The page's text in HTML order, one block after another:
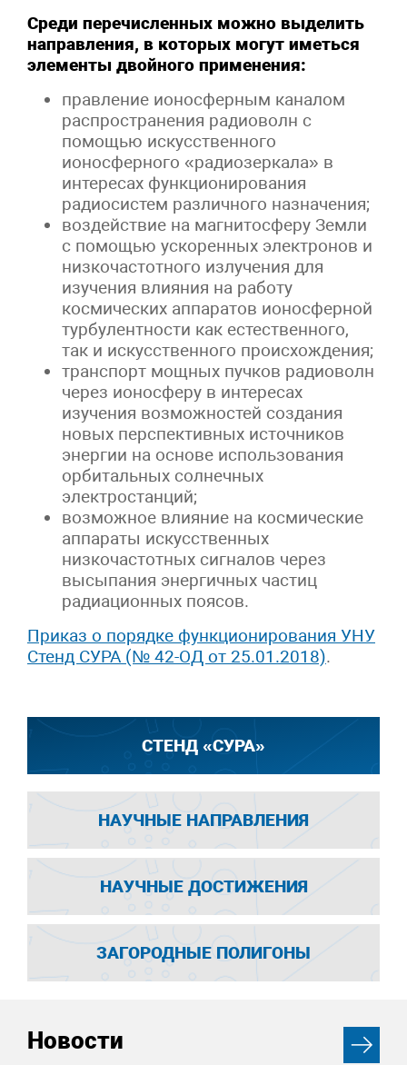
Среди перечисленных можно выделить
направления, в которых могут иметься
элементы двойного применения:
правление ионосферным каналом
распространения радиоволн с
помощью искусственного
ионосферного «радиозеркала» в
интересах функционирования
радиосистем различного назначения;
воздействие на магнитосферу Земли
с помощью ускоренных электронов и
низкочастотного излучения для
изучения влияния на работу
космических аппаратов ионосферной
турбулентности как естественного,
так и искусственного происхождения;
транспорт мощных пучков радиоволн
через ионосферу в интересах
изучения возможностей создания
новых перспективных источников
энергии на основе использования
орбитальных солнечных
электростанций;
возможное влияние на космические
аппараты искусственных
низкочастотных сигналов через
высыпания энергичных частиц
радиационных поясов.
Приказ о порядке функционирования УНУ
Стенд СУРА (№ 42-ОД от 25.01.2018).
СТЕНД «СУРА»
НАУЧНЫЕ НАПРАВЛЕНИЯ
НАУЧНЫЕ ДОСТИЖЕНИЯ
ЗАГОРОДНЫЕ ПОЛИГОНЫ
Новости